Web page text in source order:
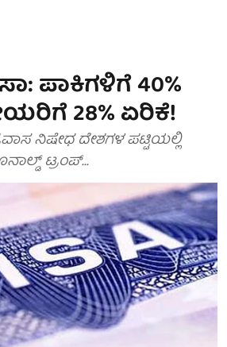
ಪಾಕಿಗಳಿಗೆ 40%
28% ಏರಿಕೆ!
ನಿಷೇಧ ದೇಶಗಳ ಪಟ್ಟಿಯಲ್ಲಿ
ಟ್ರಂಪ್...